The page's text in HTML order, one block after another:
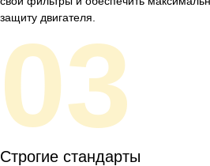
защиту двигателя.
03
Строгие стандарты